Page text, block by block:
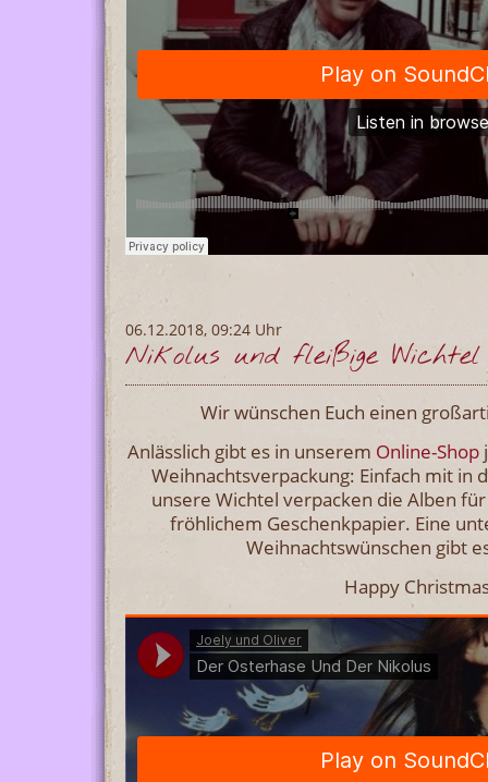
06.12.2018, 09:24 Uhr
Nikolus und fleißige Wichtel
Wir wünschen Euch einen
Anlässlich gibt es in unserem Online-Shop
Weihnachtsverpackung: Einfach mit in
unsere Wichtel verpacken die Alben
fröhlichem Geschenkpapier. Eine
Weihnachtswünschen gibt
Happy